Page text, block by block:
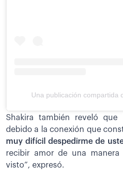
Una publicación compartida
Shakira también reveló
debido a la conexión que
muy difícil despedirme de
recibir amor de una
visto”, expresó.